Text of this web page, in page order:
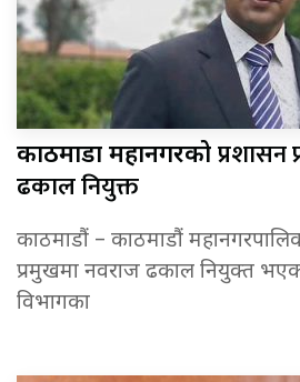
काठमाडौं महानगरको प्रशासन
ढकाल नियुक्त
काठमाडौं – काठमाडौं
प्रमुखमा नवराज ढकाल नियुक्त
विभागका